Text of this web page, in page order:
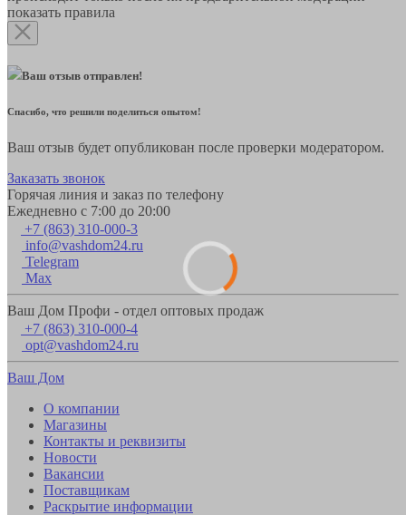
показать правила
Ваш отзыв отправлен!
Спасибо, что решили поделиться опытом!
Ваш отзыв будет опубликован после проверки модератором.
Заказать звонок
Горячая линия и заказ по телефону
Ежедневно с 7:00 до 20:00
+7 (863) 310-000-3
info@vashdom24.ru
Telegram
Max
Ваш Дом Профи - отдел оптовых продаж
+7 (863) 310-000-4
opt@vashdom24.ru
Ваш Дом
О компании
Магазины
Контакты и реквизиты
Новости
Вакансии
Поставщикам
Раскрытие информации